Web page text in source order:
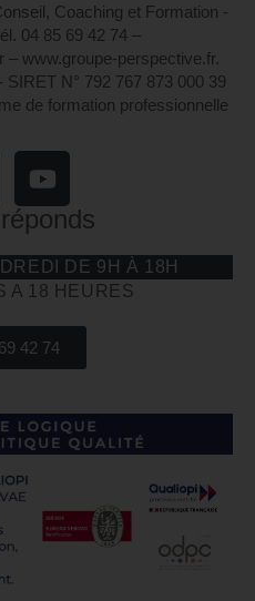
Coaching et Formation -
04 85 69 42 74⁩ –
www.groupe-perspective.fr.
N° 792 767 873 000 39
de formation professionnelle
DE 9H À 18H
A 18 HEURES
42 74